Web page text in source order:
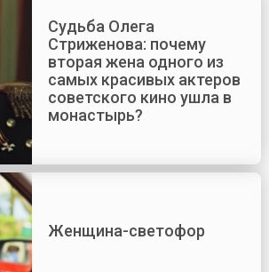
Судьба Олега
Стриженова: почему
вторая жена одного из
самых красивых актеров
советского кино ушла в
монастырь?
Женщина-светофор